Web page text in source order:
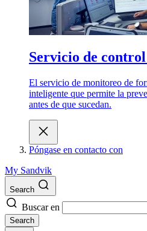
Servicio de
El servicio de monitoreo de
inteligente que permite la
antes de que sucedan.
Póngase en contacto con
My Sandvik
Search
Buscar en
Search